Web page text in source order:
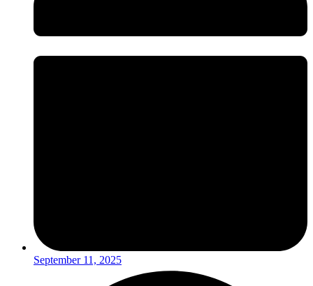
September 11, 2025